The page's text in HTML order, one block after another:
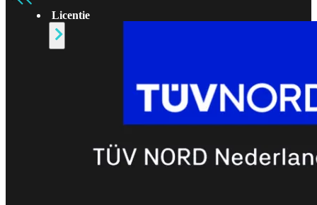
Licentie
bekijken
FortiCare
Support
FortiCare